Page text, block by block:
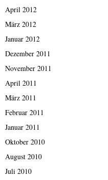
April 2012
März 2012
Januar 2012
Dezember 2011
November 2011
April 2011
März 2011
Februar 2011
Januar 2011
Oktober 2010
August 2010
Juli 2010